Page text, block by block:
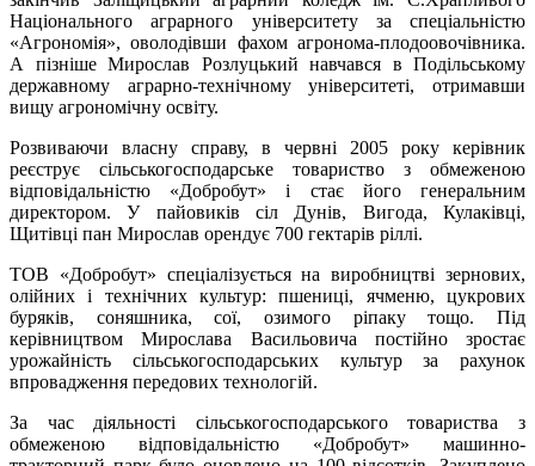
Національного аграрного університету за спеціальністю
«Агрономія», оволодівши фахом агронома-плодоовочівника.
А пізніше Мирослав Розлуцький навчався в Подільському
державному аграрно-технічному університеті, отримавши
вищу агрономічну освіту.
Розвиваючи власну справу, в червні 2005 року керівник
реєструє сільськогосподарське товариство з обмеженою
відповідальністю «Добробут» і стає його генеральним
директором. У пайовиків сіл Дунів, Вигода, Кулаківці,
Щитівці пан Мирослав орендує 700 гектарів ріллі.
ТОВ «Добробут» спеціалізується на виробництві зернових,
олійних і технічних культур: пшениці, ячменю, цукрових
буряків, соняшника, сої, озимого ріпаку тощо. Під
керівництвом Мирослава Васильовича постійно зростає
урожайність сільськогосподарських культур за рахунок
впровадження передових технологій.
За час діяльності сільськогосподарського товариства з
обмеженою відповідальністю «Добробут» машинно-